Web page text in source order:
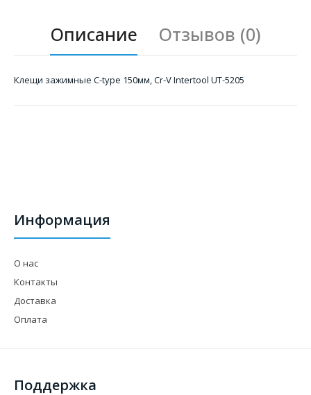
Описание Отзывов (0)
Клещи зажимные C-type 150мм, Cr-V Intertool UT-5205
Информация
О нас
Контакты
Доставка
Оплата
Поддержка